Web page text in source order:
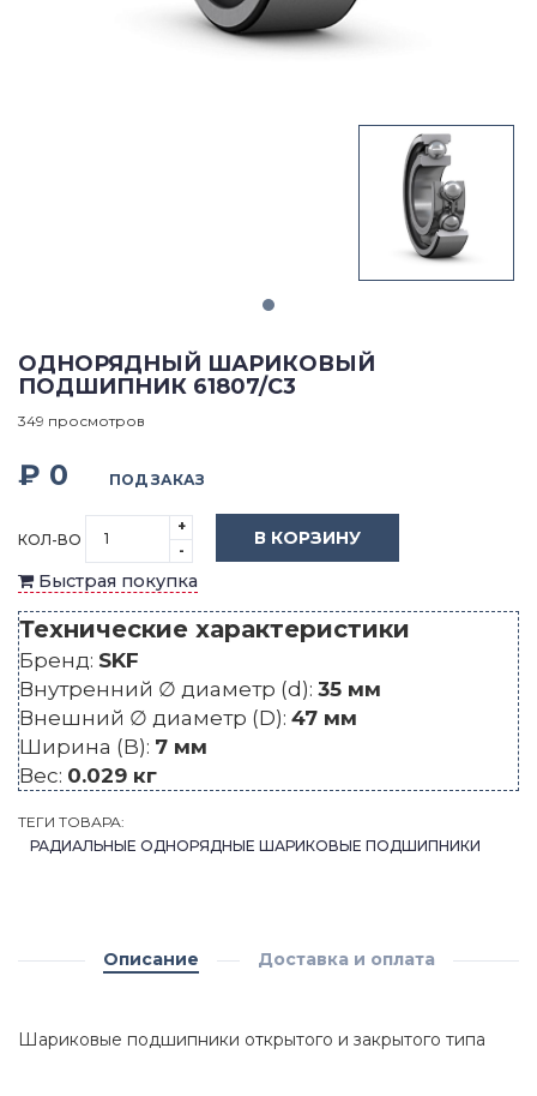
ОДНОРЯДНЫЙ ШАРИКОВЫЙ
ПОДШИПНИК 61807/C3
349 просмотров
₽ 0 ПОД ЗАКАЗ
КОЛ-ВО
+
-
В КОРЗИНУ
Быстрая покупка
Технические характеристики
Бренд: SKF
Внутренний ∅ диаметр (d): 35 мм
Внешний ∅ диаметр (D): 47 мм
Ширина (B): 7 мм
Вес: 0.029 кг
ТЕГИ ТОВАРА:
РАДИАЛЬНЫЕ ОДНОРЯДНЫЕ ШАРИКОВЫЕ ПОДШИПНИКИ
Описание Доставка и оплата
Шариковые подшипники открытого и закрытого типа